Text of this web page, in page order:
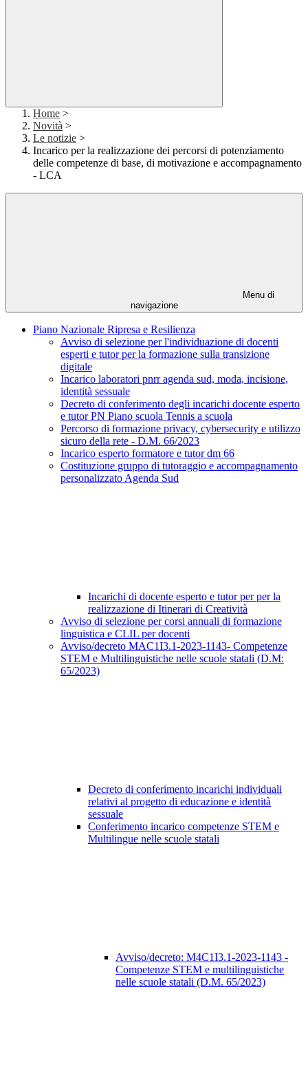
Home >
Novità >
Le notizie >
Incarico per la realizzazione dei percorsi di potenziamento
delle competenze di base, di motivazione e accompagnamento
- LCA
Menu di
navigazione
Piano Nazionale Ripresa e Resilienza
Avviso di selezione per l'individuazione di docenti
esperti e tutor per la formazione sulla transizione
digitale
Incarico laboratori pnrr agenda sud, moda, incisione,
identità sessuale
Decreto di conferimento degli incarichi docente esperto
e tutor PN Piano scuola Tennis a scuola
Percorso di formazione privacy, cybersecurity e utilizzo
sicuro della rete - D.M. 66/2023
Incarico esperto formatore e tutor dm 66
Costituzione gruppo di tutoraggio e accompagnamento
personalizzato Agenda Sud
Incarichi di docente esperto e tutor per per la
realizzazione di Itinerari di Creatività
Avviso di selezione per corsi annuali di formazione
linguistica e CLIL per docenti
Avviso/decreto MAC1I3.1-2023-1143- Competenze
STEM e Multilinguistiche nelle scuole statali (D.M:
65/2023)
Decreto di conferimento incarichi individuali
relativi al progetto di educazione e identità
sessuale
Conferimento incarico competenze STEM e
Multilingue nelle scuole statali
Avviso/decreto: M4C1I3.1-2023-1143 -
Competenze STEM e multilinguistiche
nelle scuole statali (D.M. 65/2023)